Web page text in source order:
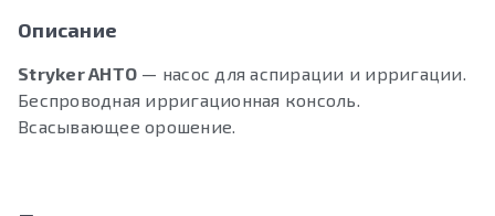
Описание
Stryker AHTO — насос для аспирации и ирригации.
Беспроводная ирригационная консоль.
Всасывающее орошение.